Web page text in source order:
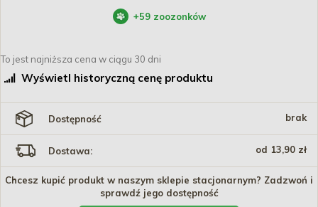
+59 zoozonków
To jest najniższa cena w ciągu 30 dni
Wyświetl historyczną cenę produktu
Dostępność brak
Dostawa: od 13,90 zł
Chcesz kupić produkt w naszym sklepie stacjonarnym? Zadzwoń i
sprawdź jego dostępność